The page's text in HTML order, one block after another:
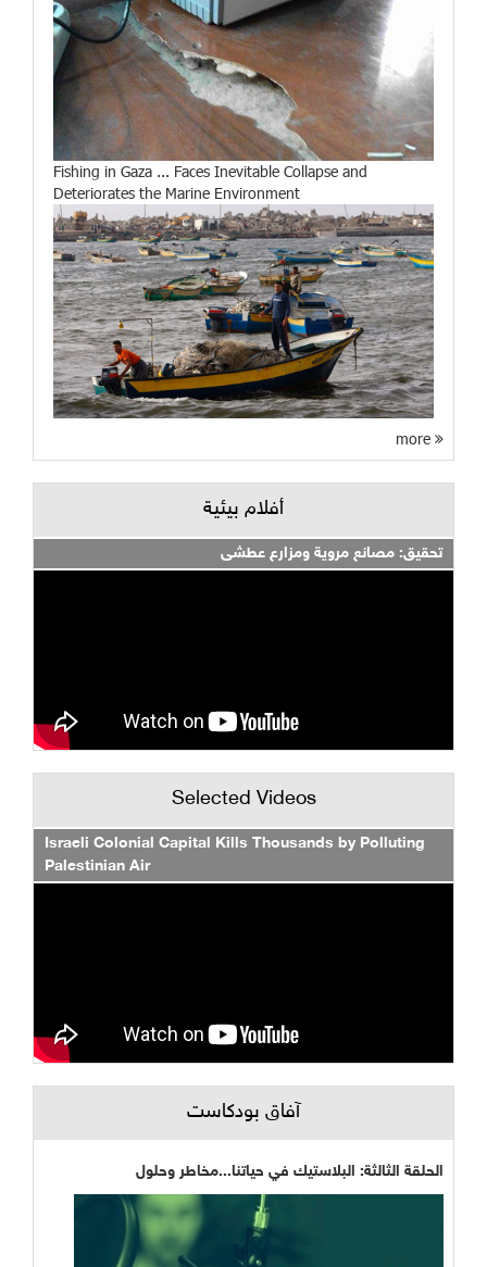
Fishing in Gaza ... Faces Inevitable Collapse and
Deteriorates the Marine Environment
أفلام بيئية
تحقيق: مصانع مروية ومزارع عطشى
Selected Videos
Israeli Colonial Capital Kills Thousands by Polluting
Palestinian Air
آفاق بودكاست
الحلقة الثالثة: البلاستيك في حياتنا...مخاطر وحلول